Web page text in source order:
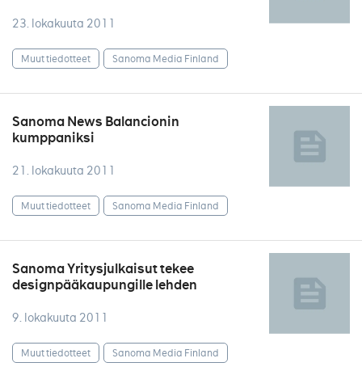
23. lokakuuta 2011
Muut tiedotteet Sanoma Media Finland
Sanoma News Balancionin
kumppaniksi
21. lokakuuta 2011
Muut tiedotteet Sanoma Media Finland
Sanoma Yritysjulkaisut tekee
designpääkaupungille lehden
9. lokakuuta 2011
Muut tiedotteet Sanoma Media Finland